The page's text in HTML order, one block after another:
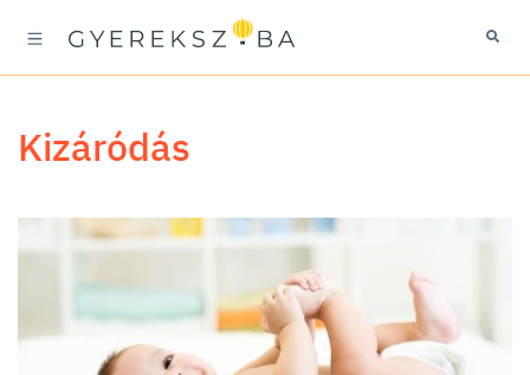
kizáródás